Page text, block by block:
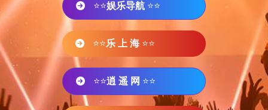
⭐⭐娱乐导航 ⭐⭐
⭐⭐乐 上 海 ⭐⭐
⭐⭐逍 遥 网 ⭐⭐